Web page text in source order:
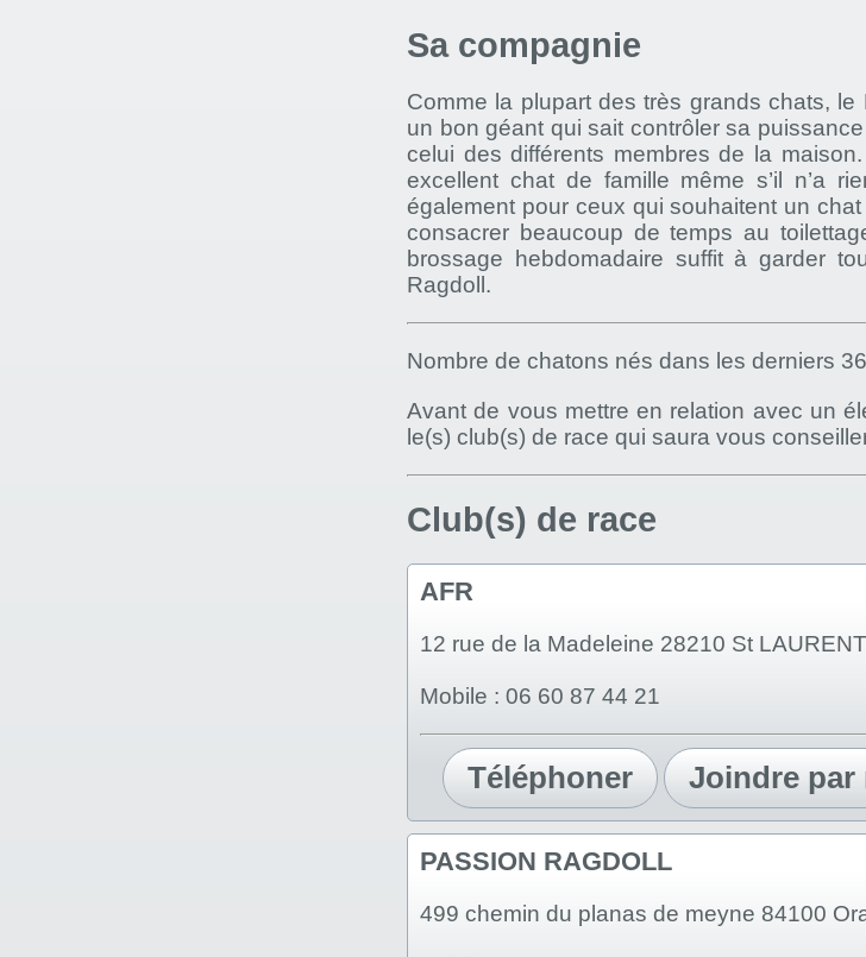
Sa compagnie
Comme la plupart des très grands chats,
un bon géant qui sait contrôler sa
celui des différents membres de la
excellent chat de famille même s’il n’a
également pour ceux qui souhaitent un
consacrer beaucoup de temps au
brossage hebdomadaire suffit à garder
Ragdoll.
Nombre de chatons nés dans les derniers
Avant de vous mettre en relation avec un
le(s) club(s) de race qui saura vous
Club(s) de race
AFR
12 rue de la Madeleine 28210 St
Mobile : 06 60 87 44 21
Téléphoner Joindre par
PASSION RAGDOLL
499 chemin du planas de meyne 84100